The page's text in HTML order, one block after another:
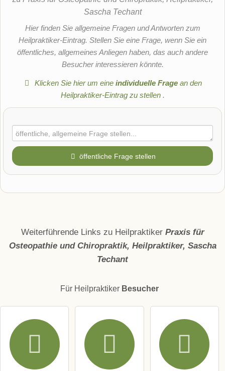
Sascha Techant
Hier finden Sie allgemeine Fragen und Antworten zum
Heilpraktiker-Eintrag. Stellen Sie eine Frage, wenn Sie ein
öffentliches, allgemeines Anliegen haben, das auch andere
Besucher interessieren könnte.
Klicken Sie hier um eineindividuelle Frage an den
Heilpraktiker-Eintrag zu stellen .
öffentliche Frage stellen
Hiermit akzeptiere ich die AGB
Die Datenschutzerklärung habe ich zur Kenntnis genommen.
öffentliche Frage stellen Abbrechen
Weiterführende Links zu Heilpraktiker Praxis für
Osteopathie und Chiropraktik, Heilpraktiker, Sascha
Techant
Für Heilpraktiker Besucher